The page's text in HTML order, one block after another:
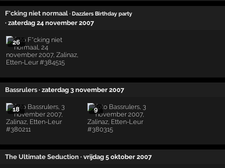
F*cking niet normaal · Dazzlers Birthday party
· zaterdag 24 november 2007
26
Bassrulers · zaterdag 3 november 2007
18 9
The Ultimate Seduction · vrijdag 5 oktober 2007